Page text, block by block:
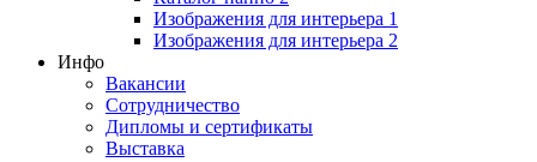
Изображения для интерьера 1
Изображения для интерьера 2
Инфо
Вакансии
Сотрудничество
Дипломы и сертификаты
Выставка